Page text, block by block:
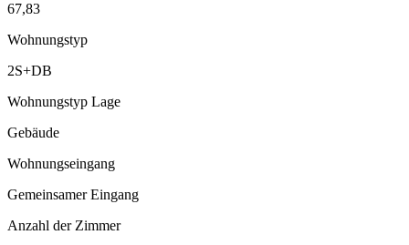
67,83
Wohnungstyp
2S+DB
Wohnungstyp Lage
Gebäude
Wohnungseingang
Gemeinsamer Eingang
Anzahl der Zimmer